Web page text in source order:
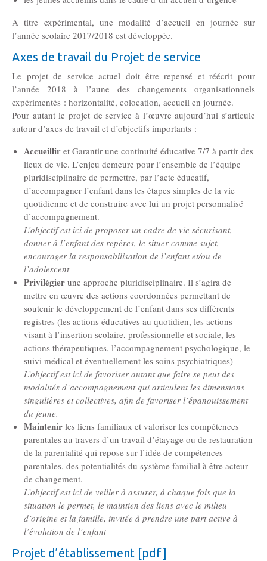
A titre expérimental, une modalité d’accueil en journée sur
l’année scolaire 2017/2018 est développée.
Axes de travail du Projet de service
Le projet de service actuel doit être repensé et réécrit pour
l’année 2018 à l’aune des changements organisationnels
expérimentés : horizontalité, colocation, accueil en journée.
Pour autant le projet de service à l’œuvre aujourd’hui s’articule
autour d’axes de travail et d’objectifs importants :
Accueillir et Garantir une continuité éducative 7/7 à partir des
lieux de vie. L’enjeu demeure pour l’ensemble de l’équipe
pluridisciplinaire de permettre, par l’acte éducatif,
d’accompagner l’enfant dans les étapes simples de la vie
quotidienne et de construire avec lui un projet personnalisé
d’accompagnement.
L’objectif est ici de proposer un cadre de vie sécurisant,
donner à l’enfant des repères, le situer comme sujet,
encourager la responsabilisation de l’enfant et/ou de
l’adolescent
Privilégier une approche pluridisciplinaire. Il s’agira de
mettre en œuvre des actions coordonnées permettant de
soutenir le développement de l’enfant dans ses différents
registres (les actions éducatives au quotidien, les actions
visant à l’insertion scolaire, professionnelle et sociale, les
actions thérapeutiques, l’accompagnement psychologique, le
suivi médical et éventuellement les soins psychiatriques)
L’objectif est ici de favoriser autant que faire se peut des
modalités d’accompagnement qui articulent les dimensions
singulières et collectives, afin de favoriser l’épanouissement
du jeune.
Maintenir les liens familiaux et valoriser les compétences
parentales au travers d’un travail d’étayage ou de restauration
de la parentalité qui repose sur l’idée de compétences
parentales, des potentialités du système familial à être acteur
de changement.
L’objectif est ici de veiller à assurer, à chaque fois que la
situation le permet, le maintien des liens avec le milieu
d’origine et la famille, invitée à prendre une part active à
l’évolution de l’enfant
Projet d’établissement [pdf]